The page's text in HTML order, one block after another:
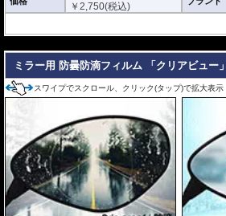
どわからな
を防ぎ、画
ちろん傷に
取付キット付
ニングクロス、細かい埃も除去する粘着シート
仕上げるスキージがセットになっています。
またこのフィルムは
多少の気泡なら数時間から
優れもの。満足のいく取付が容易になりました。
シリコーン系粘着材を採用し、画面を痛めるこ
がせば、元通りの状態になります。
￥2,750(税込)
ミラー用 防曇防滴フィルム 「クリアビュー
スワイプでスクロール、クリック(タップ)で拡大表示